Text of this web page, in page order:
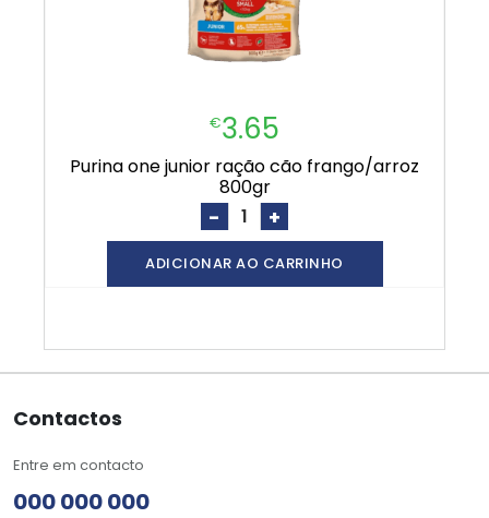
€3.65
purina one junior ração cão frango/arroz
800gr
- +
ADICIONAR AO CARRINHO
Contactos
Entre em contacto
000 000 000